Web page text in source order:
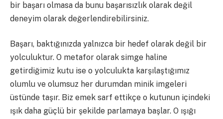
bir başarı olmasa da bunu başarısızlık olarak değil
deneyim olarak değerlendirebilirsiniz.
Başarı, baktığınızda yalnızca bir hedef olarak değil bir
yolculuktur. O metafor olarak simge haline
getirdiğimiz kutu ise o yolculukta karşılaştığımız
olumlu ve olumsuz her durumdan minik imgeleri
üstünde taşır. Biz emek sarf ettikçe o kutunun içindeki
ışık daha güçlü bir şekilde parlamaya başlar. O ışığı